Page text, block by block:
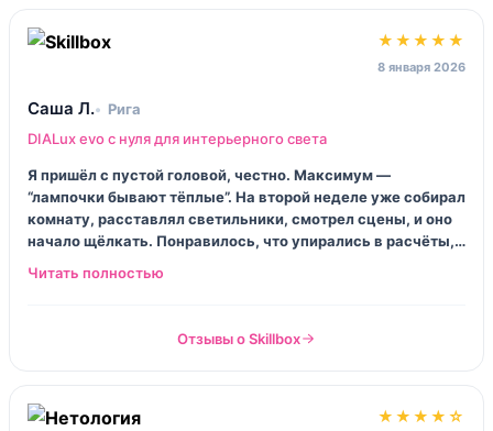
★★★★★
8 января 2026
Саша Л.
Рига
DIALux evo с нуля для интерьерного света
Я пришёл с пустой головой, честно. Максимум —
“лампочки бывают тёплые”. На второй неделе уже собирал
комнату, расставлял светильники, смотрел сцены, и оно
начало щёлкать. Понравилось, что упирались в расчёты,
а не только “красиво на рендере”. В конце сделал проект
Отзывы о Skillbox
★★★★☆